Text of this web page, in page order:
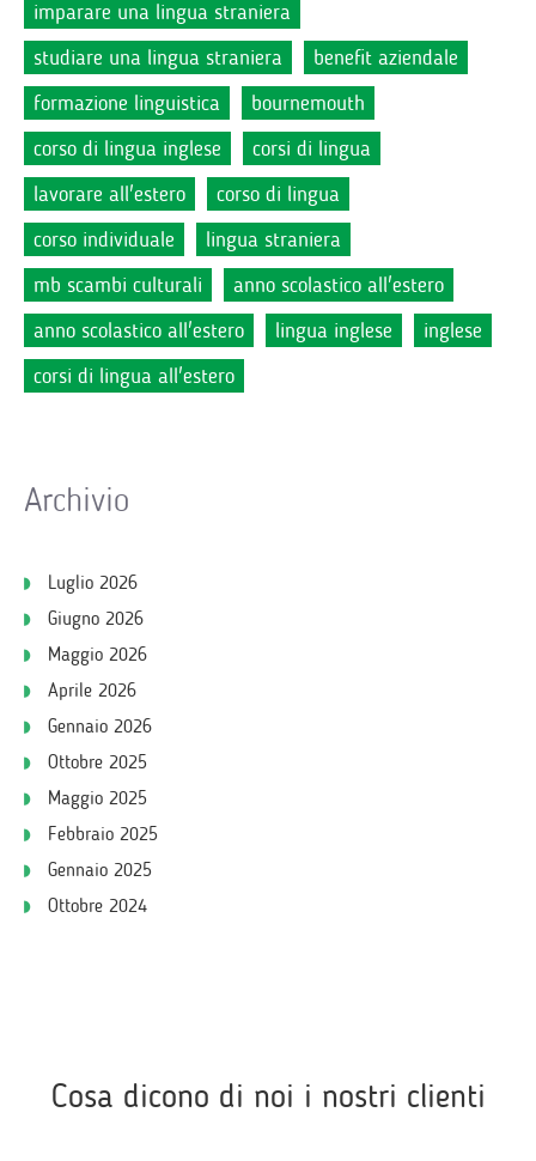
imparare una lingua straniera
studiare una lingua straniera
benefit aziendale
formazione linguistica
bournemouth
corso di lingua inglese
corsi di lingua
lavorare all'estero
corso di lingua
corso individuale
lingua straniera
mb scambi culturali
anno scolastico all'estero
anno scolastico all'estero
lingua inglese
inglese
corsi di lingua all'estero
Archivio
Luglio 2026
Giugno 2026
Maggio 2026
Aprile 2026
Gennaio 2026
Ottobre 2025
Maggio 2025
Febbraio 2025
Gennaio 2025
Ottobre 2024
Cosa dicono di noi i nostri clienti